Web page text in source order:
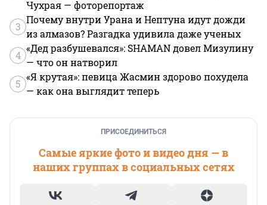
Чухрая — фоторепортаж
3
Почему внутри Урана и Нептуна идут дожди
из алмазов? Разгадка удивила даже ученых
4
«Дед разбушевался»: SHAMAN довел Мизулину
— что он натворил
5
«Я крутая»: певица Жасмин здорово похудела
— как она выглядит теперь
ПРИСОЕДИНИТЬСЯ
Самые яркие фото и видео дня — в
наших группах в социальных сетях